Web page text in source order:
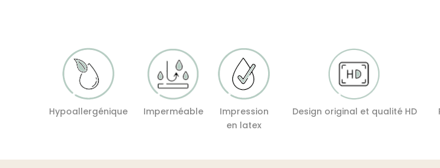
Hypoallergénique Imperméable
Impression
en latex
Design original et qualité HD